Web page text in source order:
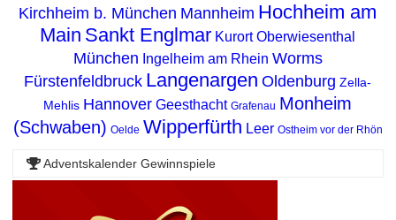
Kirchheim b. München Mannheim Hochheim am
Main Sankt Englmar Kurort Oberwiesenthal
München Ingelheim am Rhein Worms
Fürstenfeldbruck Langenargen Oldenburg Zella-
Mehlis Hannover Geesthacht Grafenau Monheim
(Schwaben) Oelde Wipperfürth Leer Ostheim vor der Rhön
Adventskalender Gewinnspiele